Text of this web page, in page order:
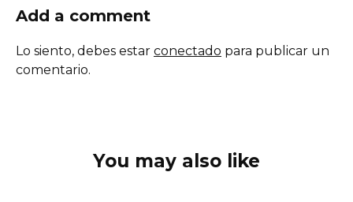
Add a comment
Lo siento, debes estar conectado para publicar un
comentario.
You may also like